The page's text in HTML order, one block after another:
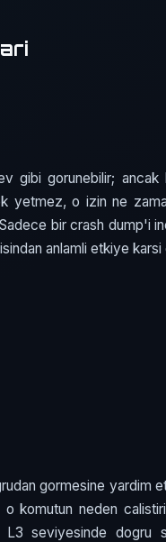
gibi gorunebilir; ancak
yetmez, o izin ne
bir crash dump'i
anlamli etkiye
gormesine yardim
komutun neden
seviyesinde dogru